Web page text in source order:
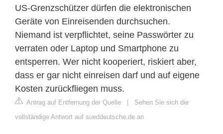
US-Grenzschützer dürfen die elektronischen
Geräte von Einreisenden durchsuchen.
Niemand ist verpflichtet, seine Passwörter zu
verraten oder Laptop und Smartphone zu
entsperren. Wer nicht kooperiert, riskiert aber,
dass er gar nicht einreisen darf und auf eigene
Kosten zurückfliegen muss.
Antrag auf Entfernung der Quelle | Sehen Sie sich die
vollständige Antwort auf sueddeutsche.de an